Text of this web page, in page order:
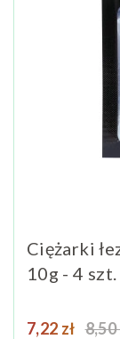
Ciężarki
10g - 4 szt.
Cena
7,22 zł 8,50